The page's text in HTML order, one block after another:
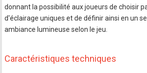
donnant la possibilité aux joueurs de choisir
d'éclairage uniques et de définir ainsi en un
ambiance lumineuse selon le jeu.
Caractéristiques techniques